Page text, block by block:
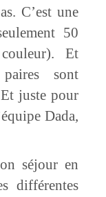
C’est une
50
Et
sont
juste pour
Dada,
séjour en
différentes